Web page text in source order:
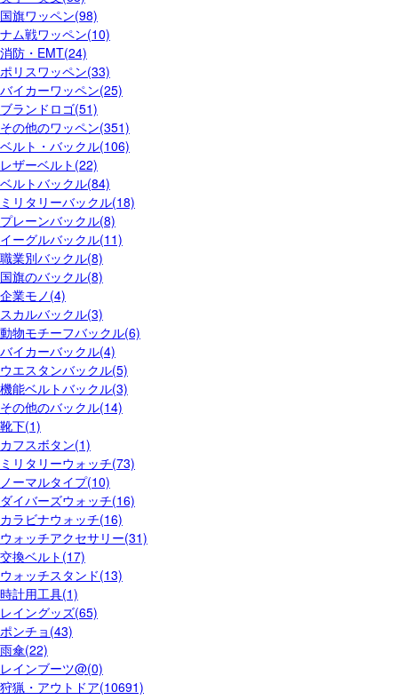
国旗ワッペン(98)
ナム戦ワッペン(10)
消防・EMT(24)
ポリスワッペン(33)
バイカーワッペン(25)
ブランドロゴ(51)
その他のワッペン(351)
ベルト・バックル(106)
レザーベルト(22)
ベルトバックル(84)
ミリタリーバックル(18)
プレーンバックル(8)
イーグルバックル(11)
職業別バックル(8)
国旗のバックル(8)
企業モノ(4)
スカルバックル(3)
動物モチーフバックル(6)
バイカーバックル(4)
ウエスタンバックル(5)
機能ベルトバックル(3)
その他のバックル(14)
靴下(1)
カフスボタン(1)
ミリタリーウォッチ(73)
ノーマルタイプ(10)
ダイバーズウォッチ(16)
カラビナウォッチ(16)
ウォッチアクセサリー(31)
交換ベルト(17)
ウォッチスタンド(13)
時計用工具(1)
レイングッズ(65)
ポンチョ(43)
雨傘(22)
レインブーツ@(0)
狩猟・アウトドア(10691)